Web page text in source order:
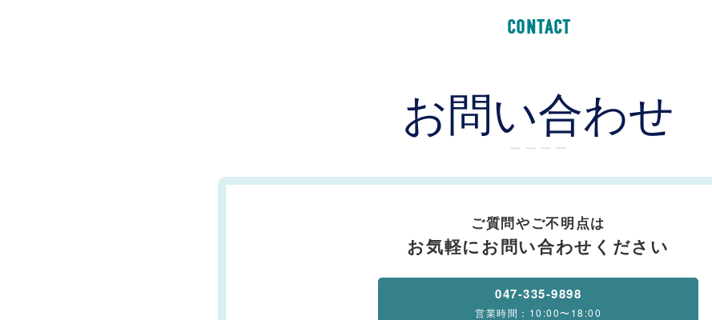
CONTACT
お問い合わせ
ー ー ー ー
ご質問やご不明点は
お気軽にお問い合わせください
047-335-9898
営業時間：10:00〜18:00